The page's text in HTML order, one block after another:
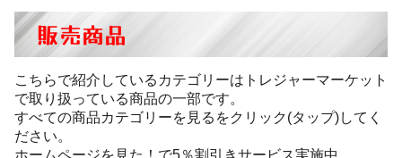
販売商品
こちらで紹介しているカテゴリーはトレジャーマーケット
で取り扱っている商品の一部です。
すべての商品カテゴリーを見るをクリック(タップ)してく
ださい。